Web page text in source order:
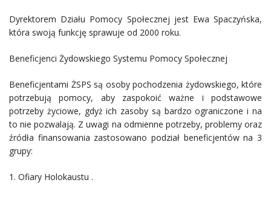
Dyrektorem Działu Pomocy Społecznej jest Ewa Spaczyńska,
która swoją funkcję sprawuje od 2000 roku.
Beneficjenci Żydowskiego Systemu Pomocy Społecznej
Beneficjentami ŻSPS są osoby pochodzenia żydowskiego, które
potrzebują pomocy, aby zaspokoić ważne i podstawowe
potrzeby życiowe, gdyż ich zasoby są bardzo ograniczone i na
to nie pozwalają. Z uwagi na odmienne potrzeby, problemy oraz
źródła finansowania zastosowano podział beneficjentów na 3
grupy:
1. Ofiary Holokaustu .